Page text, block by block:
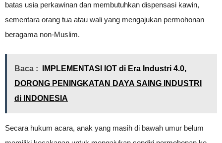
batas usia perkawinan dan membutuhkan dispensasi kawin,
sementara orang tua atau wali yang mengajukan permohonan
beragama non-Muslim.
Baca :
IMPLEMENTASI IOT di Era Industri 4.0,
DORONG PENINGKATAN DAYA SAING INDUSTRI
di INDONESIA
Secara hukum acara, anak yang masih di bawah umur belum